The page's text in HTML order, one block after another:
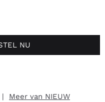
NU
| Meer van NIEUW